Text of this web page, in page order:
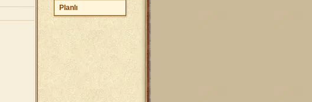
Planlı